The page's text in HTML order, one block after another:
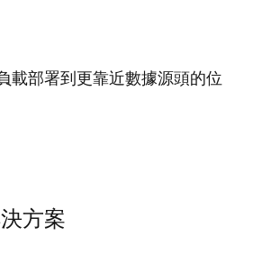
載部署到更靠近數據源頭的位
方案